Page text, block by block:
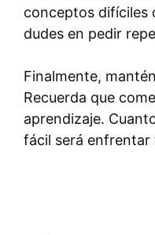
conceptos difíciles
dudes en pedir
Finalmente,
Recuerda que
aprendizaje.
fácil será enfrentar